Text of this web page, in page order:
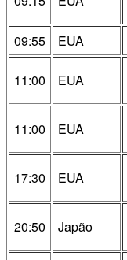
09:55 EUA
11:00 EUA
11:00 EUA
17:30 EUA
20:50 Japão